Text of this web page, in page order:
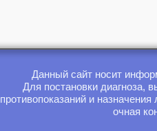
Данный сайт носит
Для постановки диагноза,
противопоказаний и
очная